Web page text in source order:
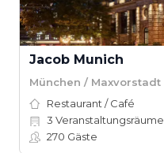
Jacob Munich
München / Maxvorstadt
Restaurant / Café
3 Veranstaltungsräume
270 Gäste